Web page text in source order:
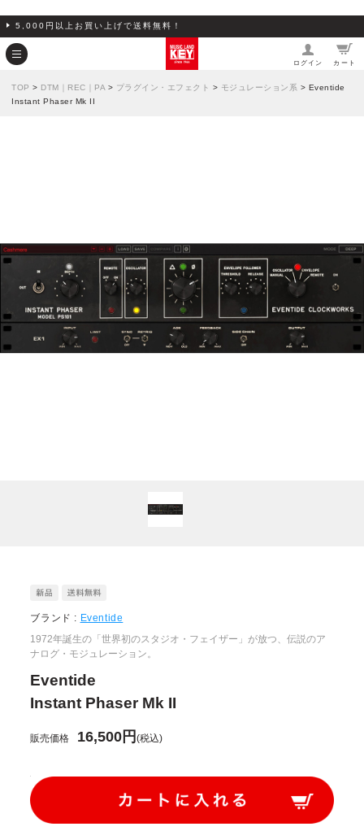
5,000円以上お買い上げで送料無料！
ログイン カート
TOP > DTM｜REC｜PA > プラグイン・エフェクト > モジュレーション系 > Eventide
Instant Phaser Mk II
ブランド : Eventide
1972年誕生の「世界初のスタジオ・フェイザー」が放つ、伝説のア
ナログ・モジュレーション。
Eventide
Instant Phaser Mk II
販売価格 16,500円(税込)